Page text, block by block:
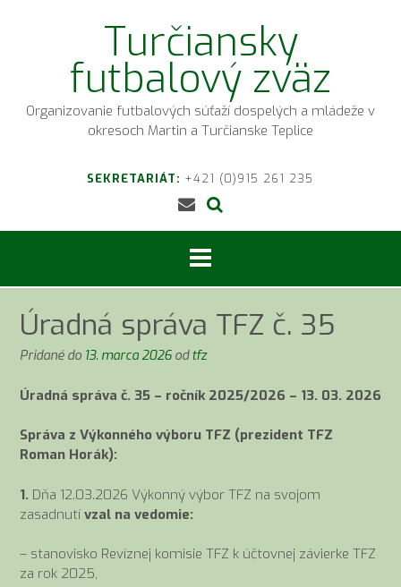
Turčiansky
futbalový zväz
Organizovanie futbalových súťaží dospelých a mládeže v
okresoch Martin a Turčianske Teplice
SEKRETARIÁT: +421 (0)915 261 235
Úradná správa TFZ č. 35
Pridané do 13. marca 2026 odtfz
Úradná správa č. 35 – ročník 2025/2026 – 13. 03. 2026
Správa z Výkonného výboru TFZ (prezident TFZ
Roman Horák):
1. Dňa 12.03.2026 Výkonný výbor TFZ na svojom
zasadnutí vzal na vedomie:
– stanovisko Revíznej komisie TFZ k účtovnej závierke TFZ
za rok 2025,